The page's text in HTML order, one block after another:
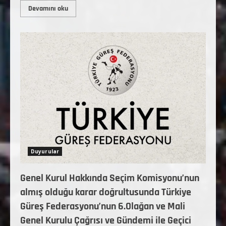
Devamını oku
Duyurular
Genel Kurul Hakkında Seçim Komisyonu’nun
almış olduğu karar doğrultusunda Türkiye
Güreş Federasyonu’nun 6.Olağan ve Mali
Genel Kurulu Çağrısı ve Gündemi ile Geçici